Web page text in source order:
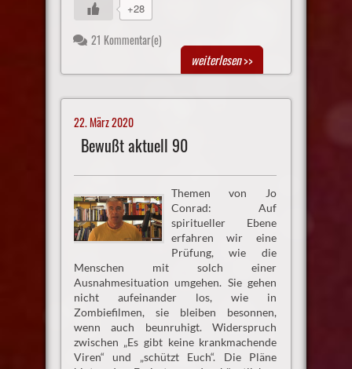
+28
21 Kommentar(e)
weiterlesen>>
22. März 2020
Bewußt aktuell 90
Themen von Jo
Conrad: Auf
spiritueller Ebene
erfahren wir eine
Prüfung, wie die
Menschen mit solch einer
Ausnahmesituation umgehen. Sie gehen
nicht aufeinander los, wie in
Zombiefilmen, sie bleiben besonnen,
wenn auch beunruhigt. Widerspruch
zwischen „Es gibt keine krankmachende
Viren“ und „schützt Euch“. Die Pläne